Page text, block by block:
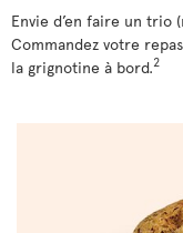
Envie d’en faire un trio
Commandez votre
la grignotine à bord.2